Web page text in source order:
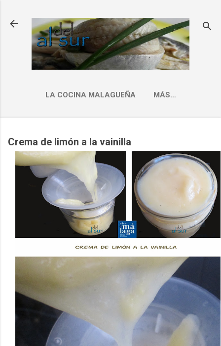
LA COCINA MALAGUEÑA MÁS…
INDICE RECETAS
Crema de limón a la vainilla